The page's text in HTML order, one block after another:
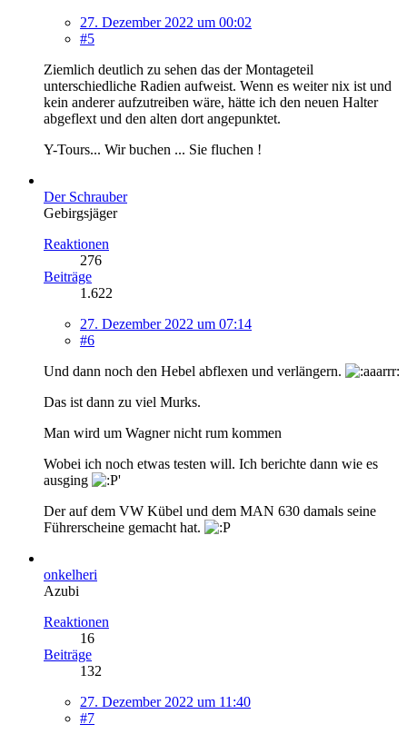
27. Dezember 2022 um 00:02
#5
Ziemlich deutlich zu sehen das der Montageteil
unterschiedliche Radien aufweist. Wenn es weiter nix ist und
kein anderer aufzutreiben wäre, hätte ich den neuen Halter
abgeflext und den alten dort angepunktet.
Y-Tours... Wir buchen ... Sie fluchen !
Der Schrauber
Gebirgsjäger
Reaktionen
276
Beiträge
1.622
27. Dezember 2022 um 07:14
#6
Und dann noch den Hebel abflexen und verlängern.
Das ist dann zu viel Murks.
Man wird um Wagner nicht rum kommen
Wobei ich noch etwas testen will. Ich berichte dann wie es
ausging
Der auf dem VW Kübel und dem MAN 630 damals seine
Führerscheine gemacht hat.
onkelheri
Azubi
Reaktionen
16
Beiträge
132
27. Dezember 2022 um 11:40
#7